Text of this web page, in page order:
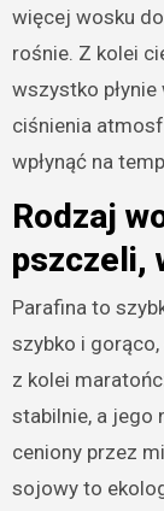
więcej wosku
rośnie. Z kolei
wszystko
ciśnienia
wpłynąć na
Rodzaj
pszczeli,
Parafina to
szybko i
z kolei
stabilnie, a jego
ceniony przez
sojowy to